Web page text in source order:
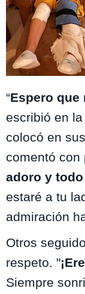
“Espero que
escribió en
colocó en
comentó con
adoro y
estaré a tu
admiración
Otros
respeto. "
Siempre